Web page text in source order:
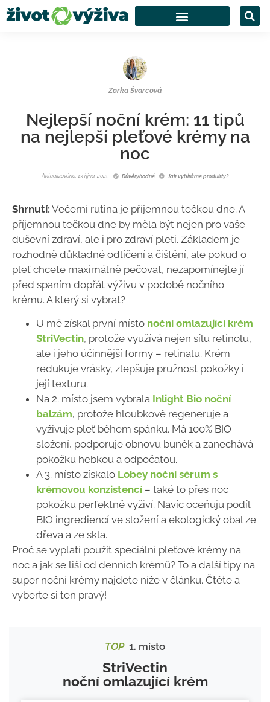
Zorka Švarcová
Nejlepší noční krém: 11 tipů
na nejlepší pleťové krémy na
noc
Aktualizováno: 13 října, 2025 Důvěryhodné Jak vybíráme produkty?
Shrnutí: Večerní rutina je příjemnou tečkou dne. A
příjemnou tečkou dne by měla být nejen pro vaše
duševní zdraví, ale i pro zdraví pleti. Základem je
rozhodně důkladné odlíčení a čištění, ale pokud o
pleť chcete maximálně pečovat, nezapomínejte jí
před spaním dopřát výživu v podobě nočního
krému. A který si vybrat?
U mě získal první místo noční omlazující krém
StriVectin, protože využívá nejen sílu retinolu,
ale i jeho účinnější formy – retinalu. Krém
redukuje vrásky, zlepšuje pružnost pokožky i
její texturu.
Na 2. místo jsem vybrala Inlight Bio noční
balzám, protože hloubkově regeneruje a
vyživuje pleť během spánku. Má 100% BIO
složení, podporuje obnovu buněk a zanechává
pokožku hebkou a odpočatou.
A 3. místo získalo Lobey noční sérum s
krémovou konzistencí– také to přes noc
pokožku perfektně vyživí. Navíc oceňuju podíl
BIO ingrediencí ve složení a ekologický obal ze
dřeva a ze skla.
Proč se vyplatí použít speciální pleťové krémy na
noc a jak se liší od denních krémů? To a další tipy na
super noční krémy najdete níže v článku. Čtěte a
vyberte si ten pravý!
TOP1. místo
StriVectin
noční omlazující krém